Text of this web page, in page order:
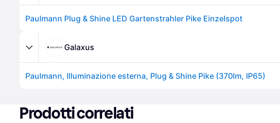
Paulmann Plug & Shine LED Gartenstrahler Pike Einzelspot
Galaxus
Paulmann, Illuminazione esterna, Plug & Shine Pike (370lm, IP65)
Prodotti correlati